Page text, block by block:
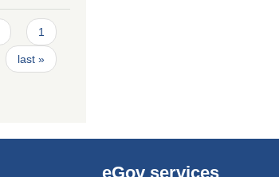
1
last »
eGov services